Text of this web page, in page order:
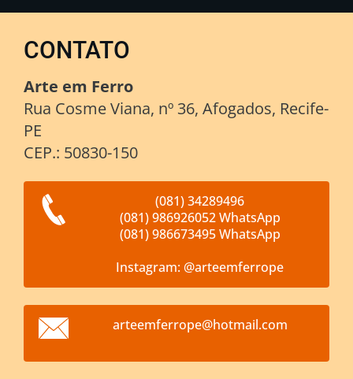
CONTATO
Arte em Ferro
Rua Cosme Viana, nº 36, Afogados, Recife-
PE
CEP.: 50830-150
(081) 34289496
(081) 986926052 WhatsApp
(081) 986673495 WhatsApp
Instagram: @arteemferrope
arteemferrope@hotmail.com